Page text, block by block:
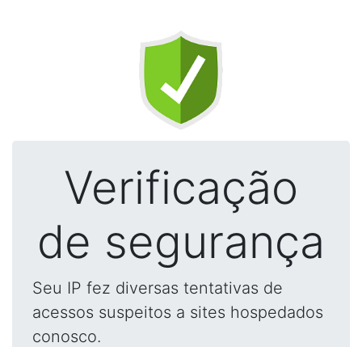
Verificação
de segurança
Seu IP fez diversas tentativas de
acessos suspeitos a sites hospedados
conosco.